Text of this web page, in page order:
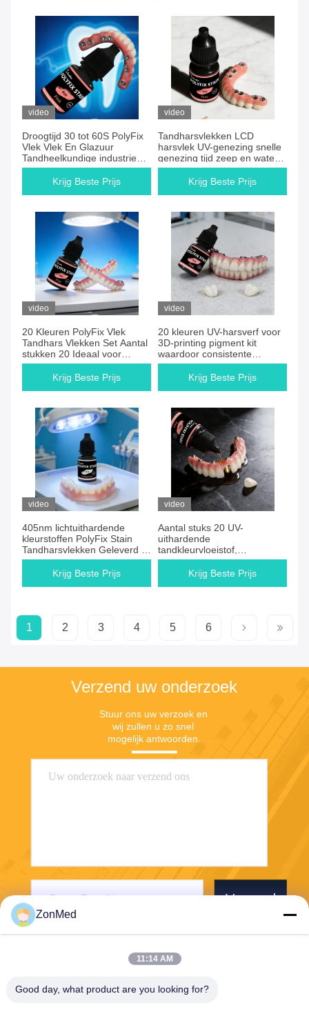
video
Droogtijd 30 tot 60S PolyFix
Vlek Vlek En Glazuur
Tandheelkundige industrie
product voor nauwkeurige
kleurmatching en duurzame
Krijg Beste Prijs
video
Tandharsvlekken LCD
harsvlek UV-genezing snelle
genezing tijd zeep en water
reiniging verbetert de
tandheelkundige restauratie
Krijg Beste Prijs
video
20 Kleuren PolyFix Vlek
Tandhars Vlekken Set Aantal
stukken 20 Ideaal voor
nauwkeurige kleurmatching
en duurzame resultaten
Krijg Beste Prijs
video
20 kleuren UV-harsverf voor
3D-printing pigment kit
waardoor consistente
kleurmenging en superieure
afwerking op gedrukte
Krijg Beste Prijs
video
405nm lichtuithardende
kleurstoffen PolyFix Stain
Tandharsvlekken Geleverd in
20 kleuren, waardoor
consistente tandheelkundige
Krijg Beste Prijs
video
Aantal stuks 20 UV-
uithardende
tandkleurvloeistof,
aanbevolen voor opslag in de
koelkast, biedt uitstekende
Krijg Beste Prijs
1 2 3 4 5 6
Verzend uw onderzoek
Stuur ons uw verzoek en
wij zullen u zo snel
mogelijk antwoorden.
Verzend
ZonMed
11:14 AM
Good day, what product are you looking for?